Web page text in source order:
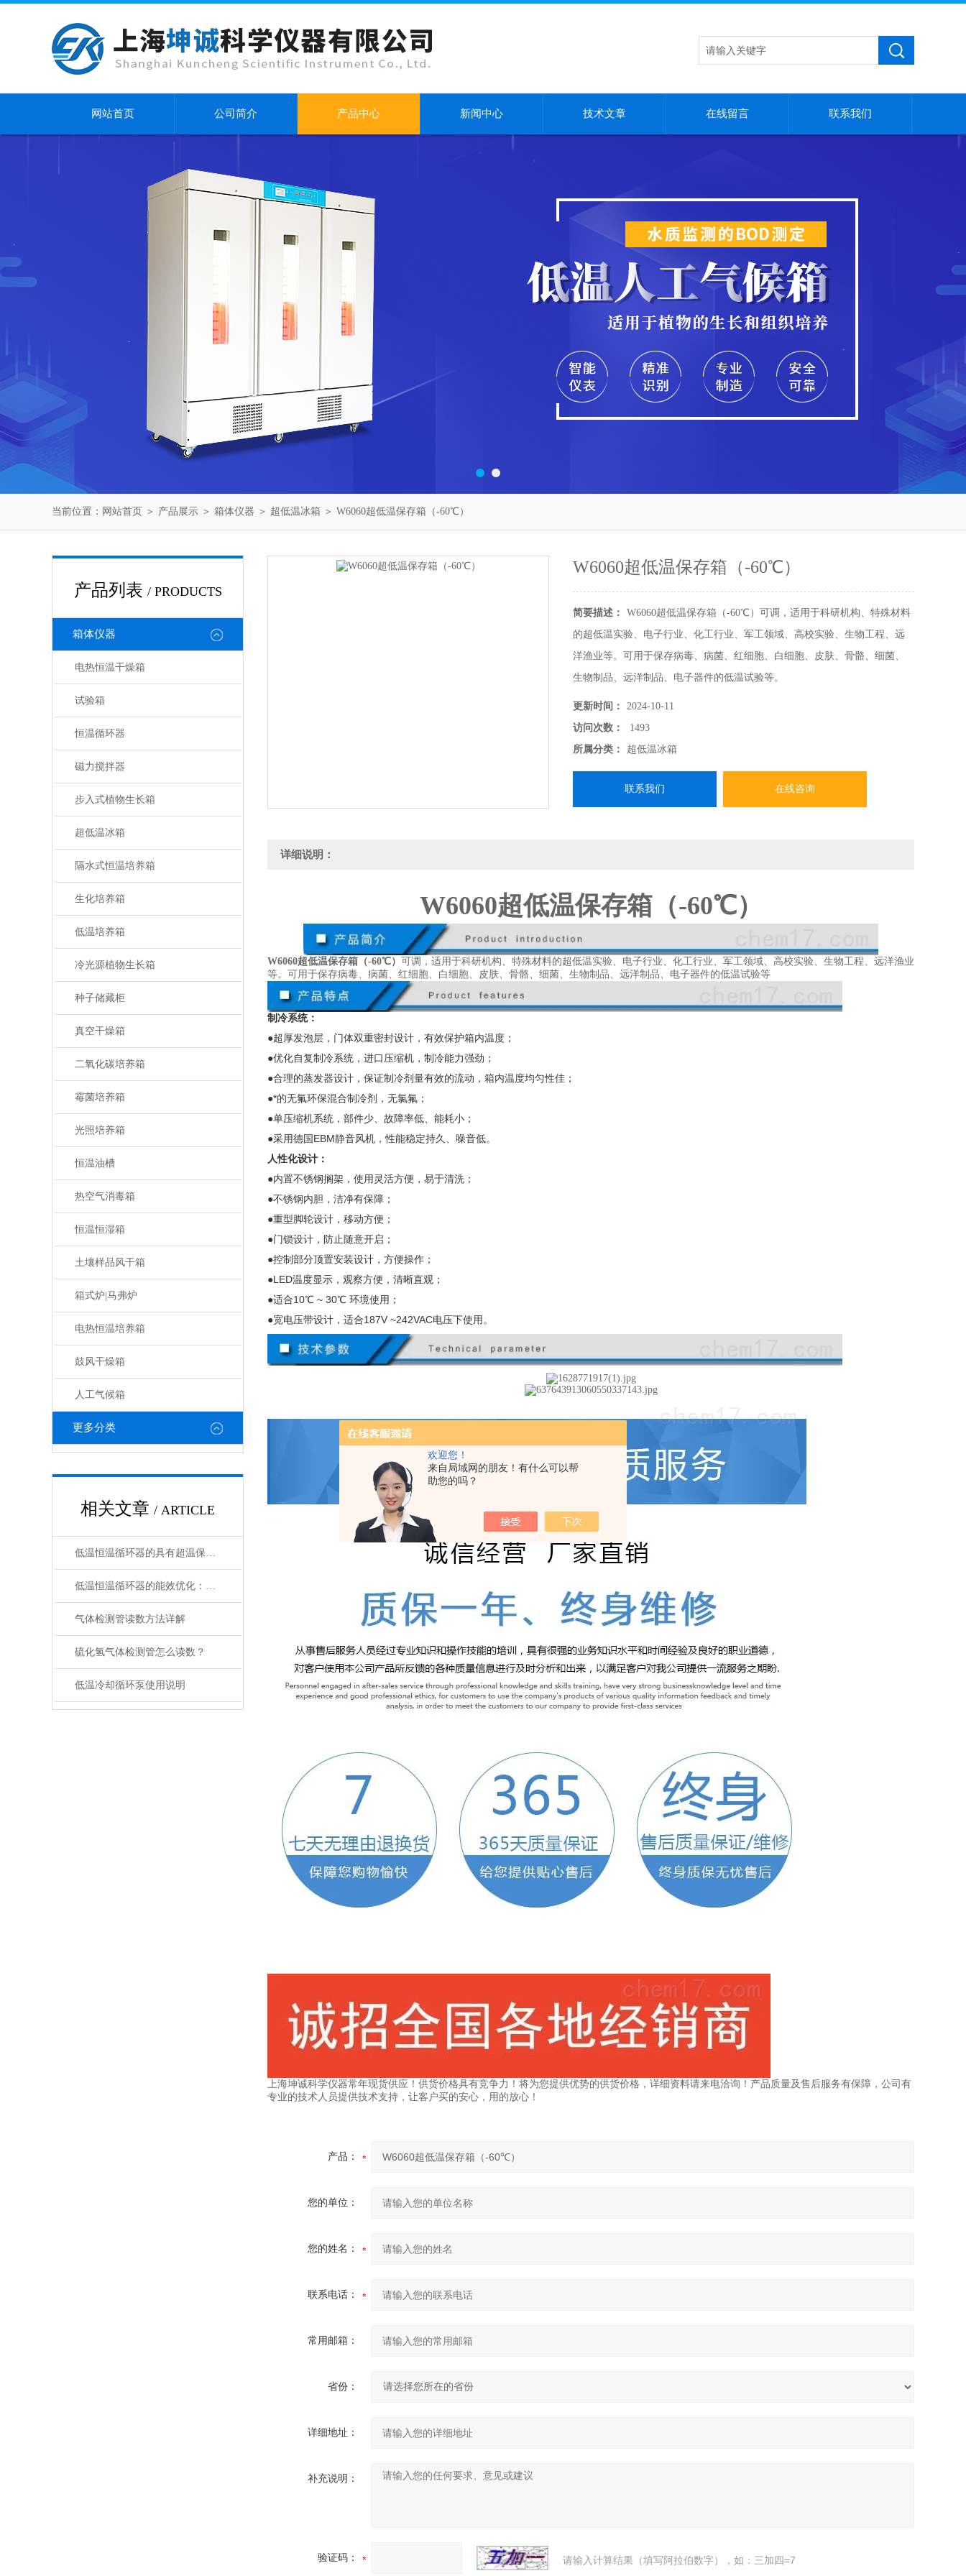
欢迎您！
来自局域网的朋友！有什么可以帮
助您的吗？
网站首页 公司简介 产品中心 新闻中心 技术文章 在线留言 联系我们
当前位置： 网站首页 ＞ 产品展示 ＞ 箱体仪器 ＞ 超低温冰箱 ＞ W6060超低温保存箱（-60℃）
产品列表 / PRODUCTS
箱体仪器
电热恒温干燥箱
试验箱
恒温循环器
磁力搅拌器
步入式植物生长箱
超低温冰箱
隔水式恒温培养箱
生化培养箱
低温培养箱
冷光源植物生长箱
种子储藏柜
真空干燥箱
二氧化碳培养箱
霉菌培养箱
光照培养箱
恒温油槽
热空气消毒箱
恒温恒湿箱
土壤样品风干箱
箱式炉|马弗炉
电热恒温培养箱
鼓风干燥箱
人工气候箱
更多分类
相关文章 / ARTICLE
低温恒温循环器的具有超温保护，传感器异常保护功能
低温恒温循环器的能效优化：如何节约能源消耗
气体检测管读数方法详解
硫化氢气体检测管怎么读数？
低温冷却循环泵使用说明
W6060超低温保存箱（-60℃）
简要描述：
W6060超低温保存箱（-60℃）可调，适用于科研机构、特殊材料
的超低温实验、电子行业、化工行业、军工领域、高校实验、生物工程、远
洋渔业等。可用于保存病毒、病菌、红细胞、白细胞、皮肤、骨骼、细菌、
生物制品、远洋制品、电子器件的低温试验等。
更新时间：
2024-10-11
访问次数：
1493
所属分类：
超低温冰箱
联系我们 在线咨询
详细说明：
W6060超低温保存箱（-60℃）
W6060超低温保存箱（-60℃） 可调，适用于科研机构、特殊材料的超低温实验、电子行业、化工行业、军工领域、高校实验、生物工程、远洋渔业
等。可用于保存病毒、病菌、红细胞、白细胞、皮肤、骨骼、细菌、生物制品、远洋制品、电子器件的低温试验等
制冷系统：
●超厚发泡层，门体双重密封设计，有效保护箱内温度；
●优化自复制冷系统，进口压缩机，制冷能力强劲；
●合理的蒸发器设计，保证制冷剂量有效的流动，箱内温度均匀性佳；
●*的无氟环保混合制冷剂，无氯氟；
●单压缩机系统，部件少、故障率低、能耗小；
●采用德国EBM静音风机，性能稳定持久、噪音低。
人性化设计：
●内置不锈钢搁架，使用灵活方便，易于清洗；
●不锈钢内胆，洁净有保障；
●重型脚轮设计，移动方便；
●门锁设计，防止随意开启；
●控制部分顶置安装设计，方便操作；
●LED温度显示，观察方便，清晰直观；
●适合10℃ ~ 30℃ 环境使用；
●宽电压带设计，适合187V ~242VAC电压下使用。
上海坤诚科学仪器常年现货供应！供货价格具有竞争力！将为您提供优势的供货价格，详细资料请来电洽询！产品质量及售后服务有保障，公司有
专业的技术人员提供技术支持，让客户买的安心，用的放心！
产品：
您的单位：
您的姓名：
联系电话：
常用邮箱：
省份：
详细地址：
补充说明：
验证码： 请输入计算结果（填写阿拉伯数字），如：三加四=7